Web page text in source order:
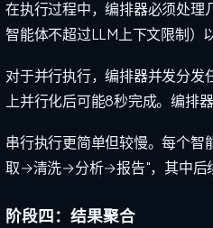
在执行过程中，编排器必须处理
智能体不超过LLM上下文限制）
对于并行执行，编排器并发分
上并行化后可能8秒完成。编排
串行执行更简单但较慢。每个智
取→清洗→分析→报告"，其中后
阶段四：结果聚合